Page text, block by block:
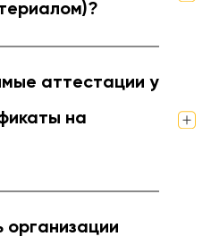
аттестации у
на
организации